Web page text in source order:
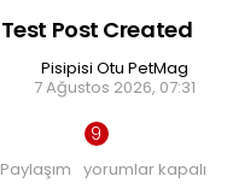
Created
Test Post Created
Pisipisi Otu PetMag
7 Ağustos 2026, 07:31
Paylaşım
Test
yorumlar kapalı